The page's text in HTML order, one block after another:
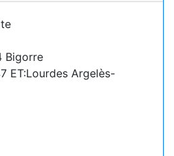
Bigorre
ET:Lourdes Argelès-